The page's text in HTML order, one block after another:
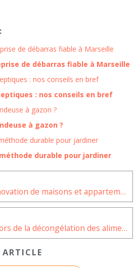
de débarras fiable à Marseille
: nos conseils en bref
à gazon ?
durable pour jardiner
Tout savoir sur la rénovation de maisons et appartements
Les erreurs à éviter lors de la décongélation des aliments